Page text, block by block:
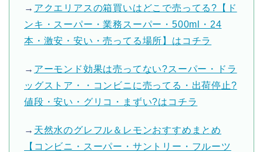
→ アクエリアスの箱買いはどこで売ってる?【ド
ンキ・スーパー・業務スーパー・500ml・24
本・激安・安い・売ってる場所】はコチラ
→ アーモンド効果は売ってない?スーパー・ドラ
ッグストア・・コンビニに売ってる・出荷停止?
値段・安い・グリコ・まずい?はコチラ
→ 天然水のグレフル＆レモンおすすめまとめ
【コンビニ・スーパー・サントリー・フルーツ